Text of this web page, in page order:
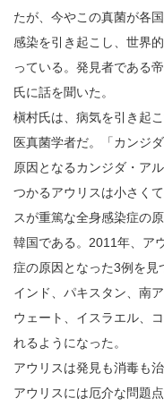
たが、今やこの真菌が各
感染を引き起こし、世界
っている。発見者である
氏に話を聞いた。
槇村氏は、病気を引き起
医真菌学者だ。「カンジ
原因となるカンジダ・ア
つかるアウリスは小さく
スが重篤な全身感染症の
韓国である。2011年、ア
症の原因となった3例を見
インド、パキスタン、南
ウェート、イスラエル、
れるようになった。
アウリスは発見も消毒も
アウリスには厄介な問題